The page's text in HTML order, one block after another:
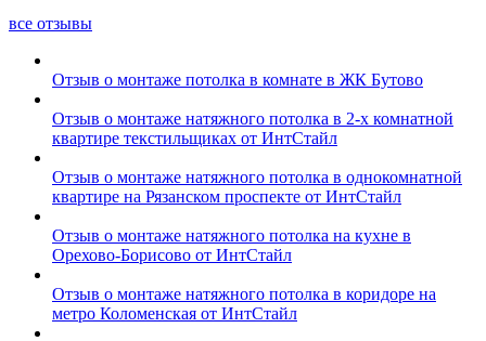
все отзывы
Отзыв о монтаже потолка в комнате в ЖК Бутово
Отзыв о монтаже натяжного потолка в 2-х комнатной
квартире текстильщиках от ИнтСтайл
Отзыв о монтаже натяжного потолка в однокомнатной
квартире на Рязанском проспекте от ИнтСтайл
Отзыв о монтаже натяжного потолка на кухне в
Орехово-Борисово от ИнтСтайл
Отзыв о монтаже натяжного потолка в коридоре на
метро Коломенская от ИнтСтайл